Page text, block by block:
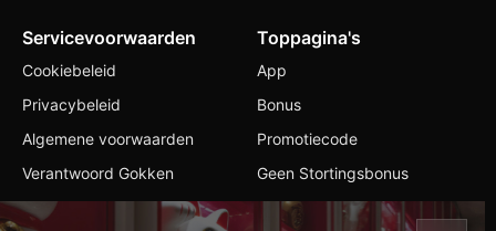
Servicevoorwaarden
Cookiebeleid
Privacybeleid
Algemene voorwaarden
Verantwoord Gokken
Toppagina's
App
Bonus
Promotiecode
Geen Stortingsbonus
Contacten